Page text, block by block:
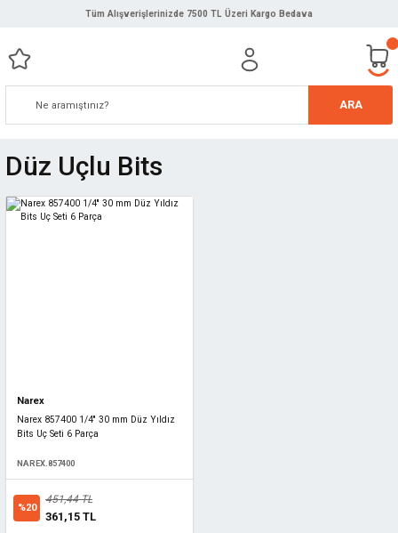
Tüm Alışverişlerinizde 7500 TL Üzeri Kargo Bedava
ARA
Düz Uçlu Bits
Narex
Narex 857400 1/4'' 30 mm Düz Yıldız
Bits Uç Seti 6 Parça
NAREX.857400
%20
451,44 TL
361,15 TL